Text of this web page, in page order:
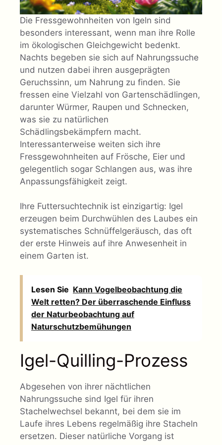
Die Fressgewohnheiten von Igeln sind
besonders interessant, wenn man ihre Rolle
im ökologischen Gleichgewicht bedenkt.
Nachts begeben sie sich auf Nahrungssuche
und nutzen dabei ihren ausgeprägten
Geruchssinn, um Nahrung zu finden. Sie
fressen eine Vielzahl von Gartenschädlingen,
darunter Würmer, Raupen und Schnecken,
was sie zu natürlichen
Schädlingsbekämpfern macht.
Interessanterweise weiten sich ihre
Fressgewohnheiten auf Frösche, Eier und
gelegentlich sogar Schlangen aus, was ihre
Anpassungsfähigkeit zeigt.
Ihre Futtersuchtechnik ist einzigartig: Igel
erzeugen beim Durchwühlen des Laubes ein
systematisches Schnüffelgeräusch, das oft
der erste Hinweis auf ihre Anwesenheit in
einem Garten ist.
Lesen Sie Kann Vogelbeobachtung die
Welt retten? Der überraschende Einfluss
der Naturbeobachtung auf
Naturschutzbemühungen
Igel-Quilling-Prozess
Abgesehen von ihrer nächtlichen
Nahrungssuche sind Igel für ihren
Stachelwechsel bekannt, bei dem sie im
Laufe ihres Lebens regelmäßig ihre Stacheln
ersetzen. Dieser natürliche Vorgang ist